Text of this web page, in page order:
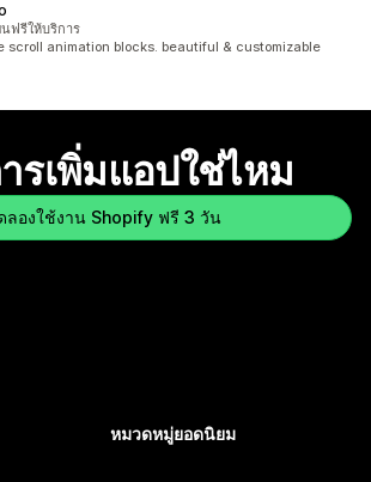
ฟรีให้บริการ
scroll animation blocks. beautiful & customizable
รเพิ่มแอปใช่ไหม
ลองใช้งาน Shopify ฟรี 3 วัน
หมวดหมู่ยอดนิยม